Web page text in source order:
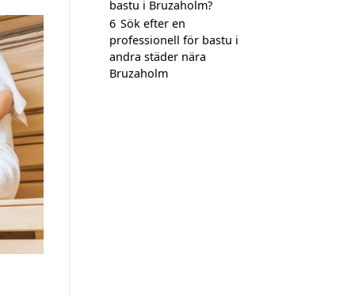
bastu i Bruzaholm?
6 Sök efter en
professionell för bastu i
andra städer nära
Bruzaholm